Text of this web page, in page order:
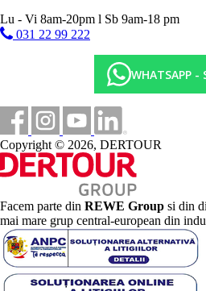
Lu - Vi 8am-20pm l Sb 9am-18 pm
031 22 99 222
WHATSAPP -
Copyright © 2026, DERTOUR
Facem parte din REWE Group si din
mai mare grup central-european din